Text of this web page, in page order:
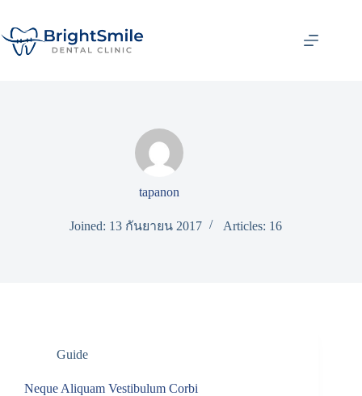
tapanon
Joined: 13 กันยายน 2017 Articles: 16
Guide
Neque Aliquam Vestibulum Corbi